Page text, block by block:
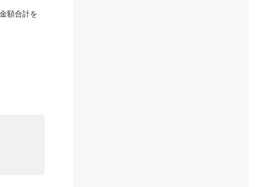
額合計を